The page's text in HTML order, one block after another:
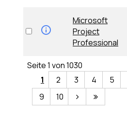
Microsoft
Project
Professional
Seite 1 von 1030
1
2 3 4 5
9
10